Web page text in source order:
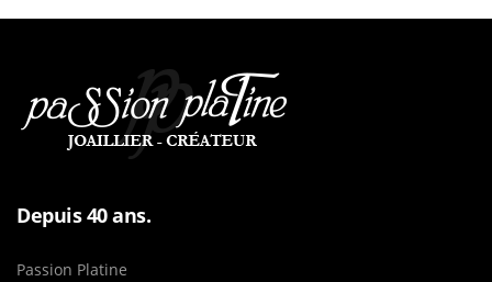
Depuis 40 ans.
Passion Platine